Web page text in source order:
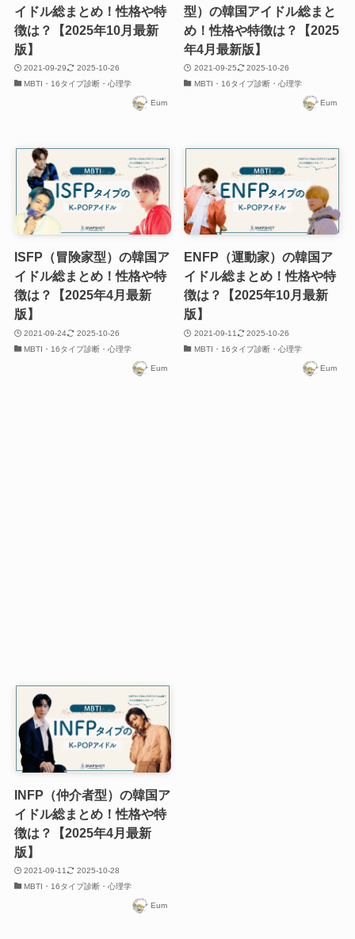
イドル総まとめ！性格や特
徴は？【2025年10月最新
版】
2021-09-29
2025-10-26
MBTI・16タイプ診断・心理学
Eum
型）の韓国アイドル総まと
め！性格や特徴は？【2025
年4月最新版】
2021-09-25
2025-10-26
MBTI・16タイプ診断・心理学
Eum
ISFP（冒険家型）の韓国ア
イドル総まとめ！性格や特
徴は？【2025年4月最新
版】
2021-09-24
2025-10-26
MBTI・16タイプ診断・心理学
Eum
ENFP（運動家）の韓国ア
イドル総まとめ！性格や特
徴は？【2025年10月最新
版】
2021-09-11
2025-10-26
MBTI・16タイプ診断・心理学
Eum
INFP（仲介者型）の韓国ア
イドル総まとめ！性格や特
徴は？【2025年4月最新
版】
2021-09-11
2025-10-28
MBTI・16タイプ診断・心理学
Eum